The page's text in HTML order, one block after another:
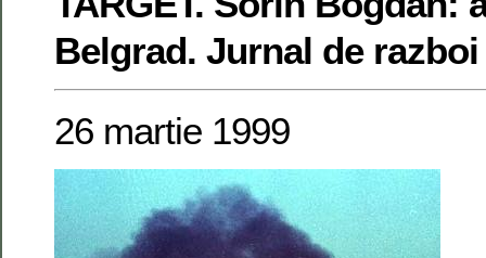
Belgrad. Jurnal de razboi
26 martie 1999